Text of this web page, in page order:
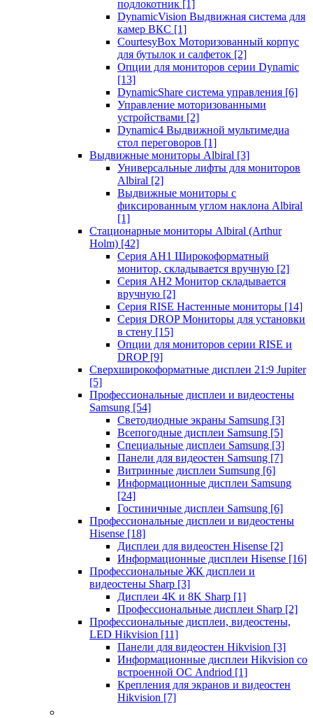
подлокотник [1]
DynamicVision Выдвижная система для
камер ВКС [1]
CourtesyBox Моторизованный корпус
для бутылок и салфеток [2]
Опции для мониторов серии Dynamic
[13]
DynamicShare система управления [6]
Управление моторизованными
устройствами [2]
Dynamic4 Выдвижной мультимедиа
стол переговоров [1]
Выдвижные мониторы Albiral [3]
Универсальные лифты для мониторов
Albiral [2]
Выдвижные мониторы с
фиксированным углом наклона Albiral
[1]
Стационарные мониторы Albiral (Arthur
Holm) [42]
Серия AH1 Широкоформатный
монитор, складывается вручную [2]
Серия AH2 Монитор складывается
вручную [2]
Серия RISE Настенные мониторы [14]
Серия DROP Мониторы для установки
в стену [15]
Опции для мониторов серии RISE и
DROP [9]
Сверхширокоформатные дисплеи 21:9 Jupiter
[5]
Профессиональные дисплеи и видеостены
Samsung [54]
Светодиодные экраны Samsung [3]
Всепогодные дисплеи Samsung [5]
Специальные дисплеи Samsung [3]
Панели для видеостен Samsung [7]
Витринные дисплеи Sumsung [6]
Информационные дисплеи Samsung
[24]
Гостиничные дисплеи Samsung [6]
Профессиональные дисплеи и видеостены
Hisense [18]
Дисплеи для видеостен Hisense [2]
Информационные дисплеи Hisense [16]
Профессиональные ЖК дисплеи и
видеостены Sharp [3]
Дисплеи 4K и 8K Sharp [1]
Профессиональные дисплеи Sharp [2]
Профессиональные дисплеи, видеостены,
LED Hikvision [11]
Панели для видеостен Hikvision [3]
Информационные дисплеи Hikvision со
встроенной ОС Andriod [1]
Крепления для экранов и видеостен
Hikvision [7]